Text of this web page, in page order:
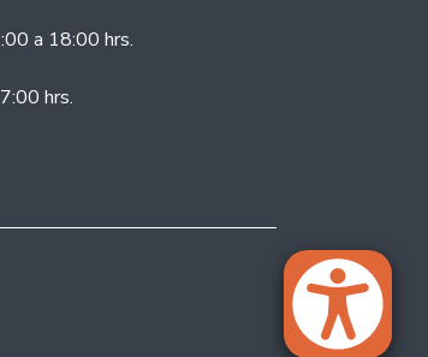
a 18:00 hrs.
hrs.